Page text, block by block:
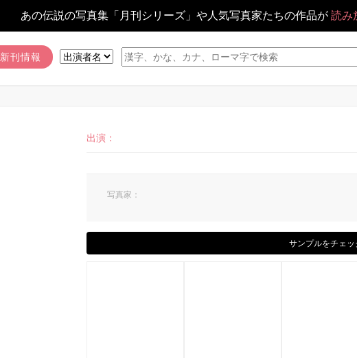
あの伝説の写真集「月刊シリーズ」や人気写真家たちの作品が 読み
新刊情報
出演：
写真家：
サンプルをチェッ